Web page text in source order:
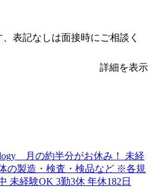
表記なしは面接時にご相談く
詳細を表示